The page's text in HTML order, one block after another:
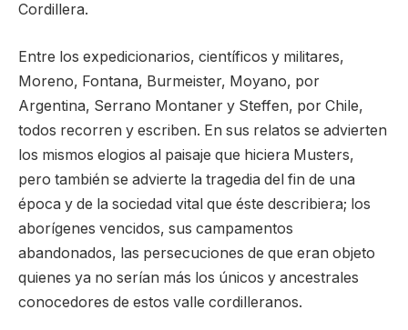
Cordillera.
Entre los expedicionarios, científicos y militares,
Moreno, Fontana, Burmeister, Moyano, por
Argentina, Serrano Montaner y Steffen, por Chile,
todos recorren y escriben. En sus relatos se advierten
los mismos elogios al paisaje que hiciera Musters,
pero también se advierte la tragedia del fin de una
época y de la sociedad vital que éste describiera; los
aborígenes vencidos, sus campamentos
abandonados, las persecuciones de que eran objeto
quienes ya no serían más los únicos y ancestrales
conocedores de estos valle cordilleranos.